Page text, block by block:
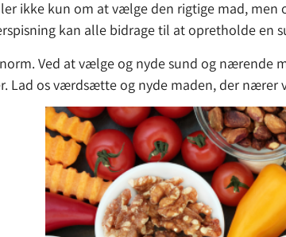
ikke kun om at vælge den rigtige mad,
kan alle bidrage til at opretholde en
Ved at vælge og nyde sund og
Lad os værdsætte og nyde maden, der nærer